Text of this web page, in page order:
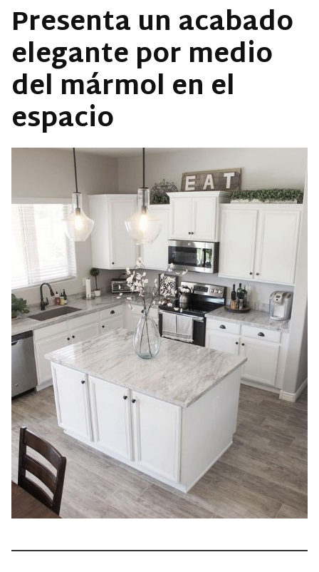
Presenta un acabado
elegante por medio
del mármol en el
espacio